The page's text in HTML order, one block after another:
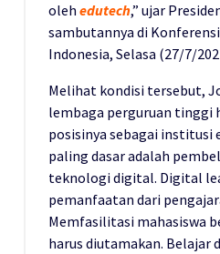
oleh edutech,” ujar
sambutannya di
Indonesia, Selasa (27/7/
Melihat kondisi tersebut,
lembaga perguruan tinggi
posisinya sebagai institusi
paling dasar adalah
teknologi digital. Digital
pemanfaatan dari
Memfasilitasi mahasiswa
harus diutamakan. Belajar